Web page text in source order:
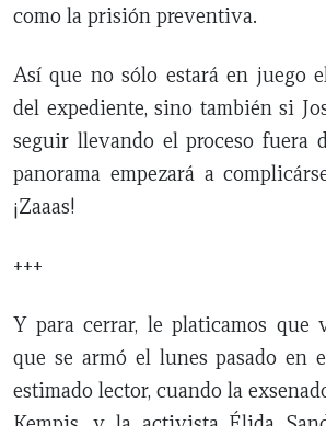
como la prisión preventiva.
Así que no sólo estará en juego
del expediente, sino también si
seguir llevando el proceso fuera
panorama empezará a
¡Zaaas!
+++
Y para cerrar, le platicamos que
que se armó el lunes pasado en
estimado lector, cuando la